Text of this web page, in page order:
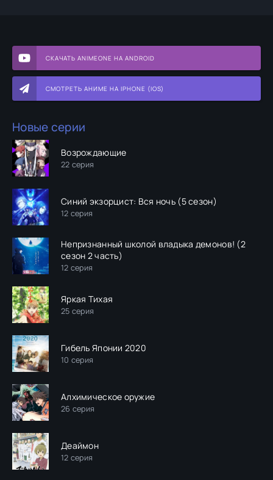
СКАЧАТЬ ANIMEONE НА ANDROID
СМОТРЕТЬ АНИМЕ НА IPHONE (IOS)
Новые серии
Возрождающие
22 серия
Синий экзорцист: Вся ночь (5 сезон)
12 серия
Непризнанный школой владыка демонов! (2
сезон 2 часть)
12 серия
Яркая Тихая
25 серия
Гибель Японии 2020
10 серия
Алхимическое оружие
26 серия
Деаймон
12 серия